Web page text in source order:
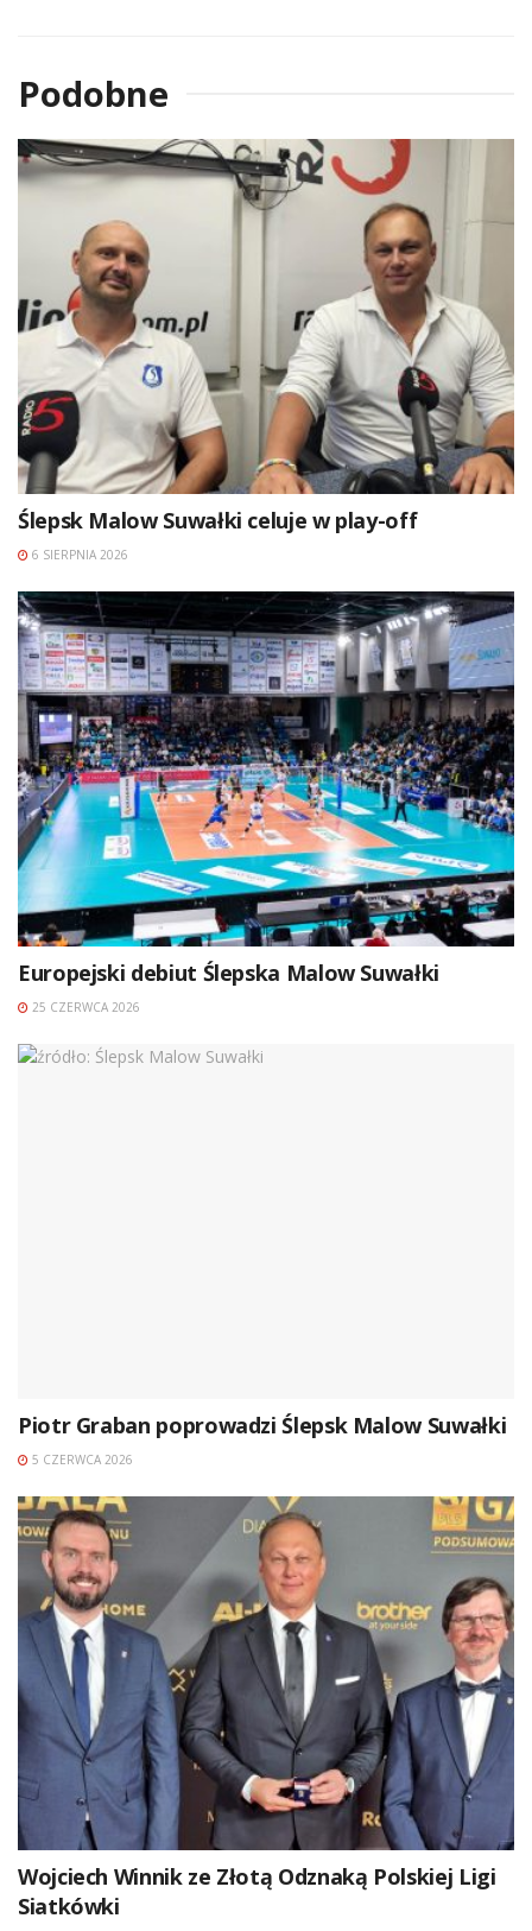
Podobne
Ślepsk Malow Suwałki celuje w play-off
6 SIERPNIA 2026
Europejski debiut Ślepska Malow Suwałki
25 CZERWCA 2026
Piotr Graban poprowadzi Ślepsk Malow Suwałki
5 CZERWCA 2026
Wojciech Winnik ze Złotą Odznaką Polskiej Ligi
Siatkówki